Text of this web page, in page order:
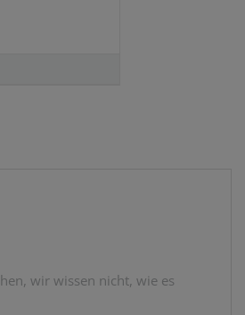
wir wissen nicht, wie es